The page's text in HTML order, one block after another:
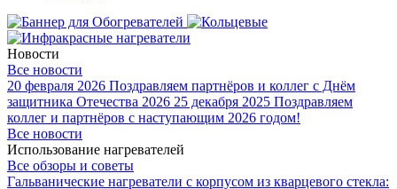
Новости
Все новости
20 февраля 2026 Поздравляем партнёров и коллег с Днём
защитника Отечества 2026 25 декабря 2025 Поздравляем
коллег и партнёров с наступающим 2026 годом!
Все новости
Использование нагревателей
Все обзоры и советы
Гальванические нагреватели с корпусом из кварцевого стекла: